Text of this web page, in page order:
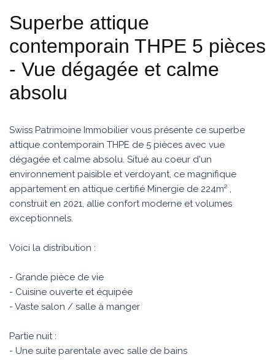
Superbe attique
contemporain THPE 5 pièces
- Vue dégagée et calme
absolu
Swiss Patrimoine Immobilier vous présente ce superbe
attique contemporain THPE de 5 pièces avec vue
dégagée et calme absolu. Situé au coeur d'un
environnement paisible et verdoyant, ce magnifique
appartement en attique certifié Minergie de 224m² ,
construit en 2021, allie confort moderne et volumes
exceptionnels.
Voici la distribution :
- Grande pièce de vie
- Cuisine ouverte et équipée
- Vaste salon / salle à manger
Partie nuit :
- Une suite parentale avec salle de bains